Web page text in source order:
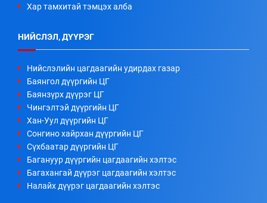
Хар тамхитай тэмцэх алба
НИЙСЛЭЛ, ДҮҮРЭГ
Нийслэлийн цагдаагийн удирдах газар
Баянгол дүүргийн ЦГ
Баянзүрх дүүрэг ЦГ
Чингэлтэй дүүргийн ЦГ
Хан-Уул дүүргийн ЦГ
Сонгино хайрхан дүүргийн ЦГ
Сүхбаатар дүүргийн ЦГ
Багануур дүүргийн цагдаагийн хэлтэс
Багахангай дүүрэг цагдаагийн хэлтэс
Налайх дүүрэг цагдаагийн хэлтэс